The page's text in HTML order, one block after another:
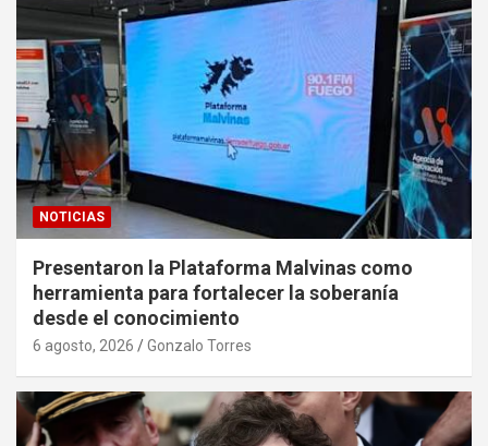
NOTICIAS
Presentaron la Plataforma Malvinas como
herramienta para fortalecer la soberanía
desde el conocimiento
6 agosto, 2026 Gonzalo Torres